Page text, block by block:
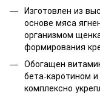
Изготовлен из
основе мяса
организмом
формирования
Обогащен
бета-каротином
комплексно